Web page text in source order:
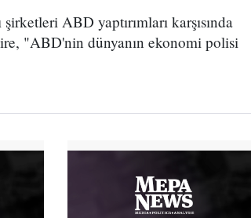
ABD yaptırımları karşısında
"ABD'nin dünyanın ekonomi polisi